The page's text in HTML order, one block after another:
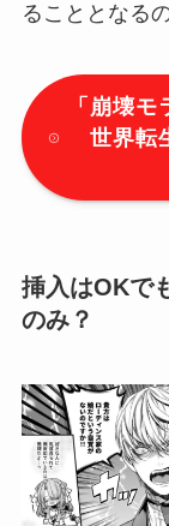
ることとなる
「 崩壊モ
世界転
挿入はOKで
のみ？